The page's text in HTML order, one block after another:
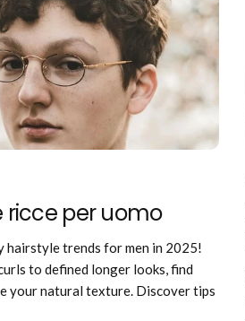
per uomo
hairstyle trends for men in 2025!
to defined longer looks, find
your natural texture. Discover tips